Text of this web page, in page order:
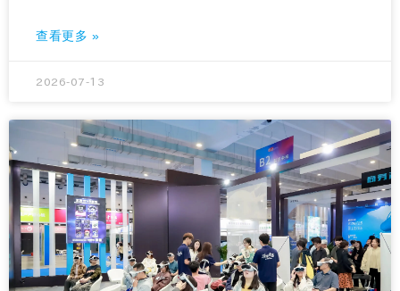
查看更多 »
2026-07-13